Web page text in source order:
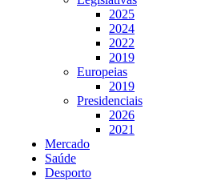
2025
2024
2022
2019
Europeias
2019
Presidenciais
2026
2021
Mercado
Saúde
Desporto